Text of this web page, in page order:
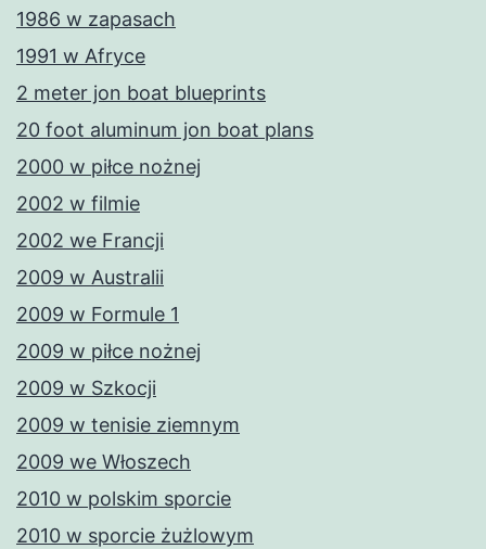
1986 w zapasach
1991 w Afryce
2 meter jon boat blueprints
20 foot aluminum jon boat plans
2000 w piłce nożnej
2002 w filmie
2002 we Francji
2009 w Australii
2009 w Formule 1
2009 w piłce nożnej
2009 w Szkocji
2009 w tenisie ziemnym
2009 we Włoszech
2010 w polskim sporcie
2010 w sporcie żużlowym